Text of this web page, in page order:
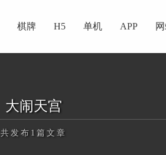
棋牌 H5 单机 APP
大闹天宫
共发布1篇文章